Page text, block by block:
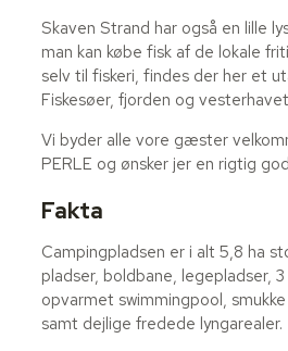
Skaven Strand har også en lille
man kan købe fisk af de lokale
selv til fiskeri, findes der her et
Fiskesøer, fjorden og
Vi byder alle vore gæster
PERLE og ønsker jer en rigtig
Fakta
Campingpladsen er i alt 5,8 ha
pladser, boldbane, legepladser,
opvarmet swimmingpool,
samt dejlige fredede lyngarealer.